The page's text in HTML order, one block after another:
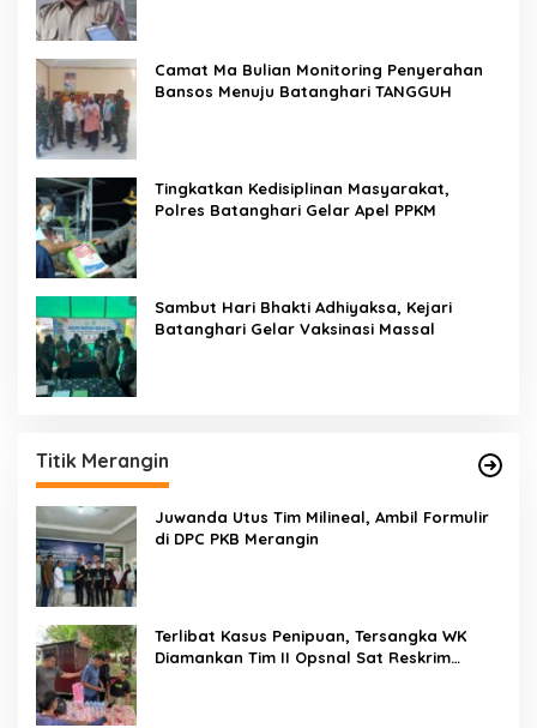
Camat Ma Bulian Monitoring Penyerahan
Bansos Menuju Batanghari TANGGUH
Tingkatkan Kedisiplinan Masyarakat,
Polres Batanghari Gelar Apel PPKM
Sambut Hari Bhakti Adhiyaksa, Kejari
Batanghari Gelar Vaksinasi Massal
Titik Merangin
Juwanda Utus Tim Milineal, Ambil Formulir
di DPC PKB Merangin
Terlibat Kasus Penipuan, Tersangka WK
Diamankan Tim II Opsnal Sat Reskrim